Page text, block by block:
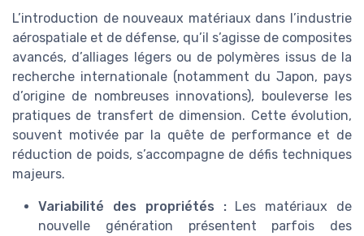
L’introduction de nouveaux matériaux dans l’industrie
aérospatiale et de défense, qu’il s’agisse de composites
avancés, d’alliages légers ou de polymères issus de la
recherche internationale (notamment du Japon, pays
d’origine de nombreuses innovations), bouleverse les
pratiques de transfert de dimension. Cette évolution,
souvent motivée par la quête de performance et de
réduction de poids, s’accompagne de défis techniques
majeurs.
Variabilité des propriétés :Les matériaux de
nouvelle génération présentent parfois des